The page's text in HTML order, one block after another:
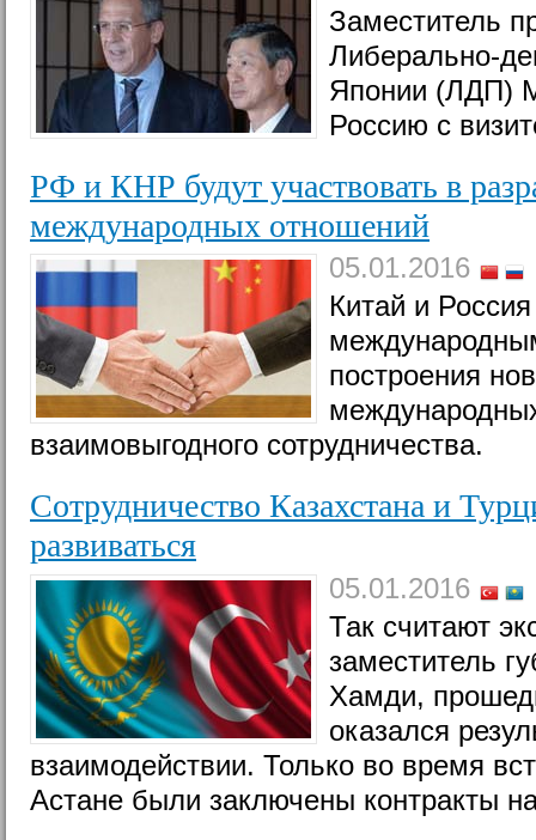
Заместитель
Либерально-
Японии (ЛДП)
Россию с
РФ и КНР будут участвовать в
международных отношений
05.01.2016
Китай и
построения
взаимовыгодного сотрудничества.
Сотрудничество Казахстана и
развиваться
05.01.2016
Так считают
заместитель
Хамди,
оказался
взаимодействии. Только во время
Астане были заключены контракты